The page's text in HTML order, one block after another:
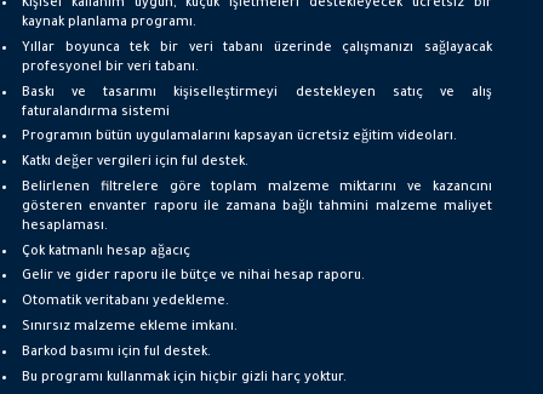
Kişisel kallanım uygun, küçük işletmeleri destekleyecek ücretsiz bir
kaynak planlama programı.
Yıllar boyunca tek bir veri tabanı üzerinde çalışmanızı sağlayacak
profesyonel bir veri tabanı.
Baskı ve tasarımı kişiselleştirmeyi destekleyen satıç ve alış
faturalandırma sistemi
Programın bütün uygulamalarını kapsayan ücretsiz eğitim videoları.
Katkı değer vergileri için ful destek.
Belirlenen filtrelere göre toplam malzeme miktarını ve kazancını
gösteren envanter raporu ile zamana bağlı tahmini malzeme maliyet
hesaplaması.
Çok katmanlı hesap ağacıç
Gelir ve gider raporu ile bütçe ve nihai hesap raporu.
Otomatik veritabanı yedekleme.
Sınırsız malzeme ekleme imkanı.
Barkod basımı için ful destek.
Bu programı kullanmak için hiçbir gizli harç yoktur.